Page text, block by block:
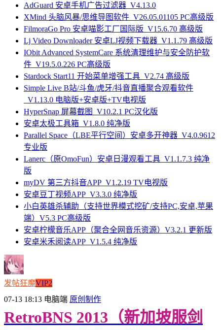
AdGuard 安卓手机广告过滤器_V4.13.0
XMind 头脑风暴/思维导图软件_V26.05.01105 PC高级版
FilmoraGo Pro 安卓喵影工厂国际版_V15.6.70 高级版
Lj Video Downloader 安卓LJ视频下载器_V1.1.79 高级版
IObit Advanced SystemCare 系统清理维护与安全防护软
件_V19.5.0.226 PC高级版
Stardock Start11 开始菜单增强工具_V2.74 高级版
Simple Live B站/斗鱼/虎牙/抖音直播聚合观看软件
_V1.13.0 电脑版+安卓版+TV电视版
HyperSnap 屏幕截图_V10.2.1 PC汉化版
安卓太极工具箱_V1.8.0 纯净版
Parallel Space（LBE平行空间）安卓多开神器_V4.0.9612
专业版
Lanerc（原OmoFun）安卓日漫观看工具_V1.1.7.3 纯净
版
myDV 第三方抖音APP_V1.2.19 TV电视版
安卓豆丁视频APP_V3.3.0 纯净版
小白英雄杀辅助（支持世界模式挖矿/支持PC,安卓,苹果
端）V5.3 PC高级版
安卓柠檬音乐APP（聚合全网音乐资源）V3.2.1 更新版
安卓米禾阅读APP_V1.5.4 纯净版
发帖狂魔VIP2
07-13 18:13 电脑端 原创制作
RetroBNS 2013（新加坡服剑